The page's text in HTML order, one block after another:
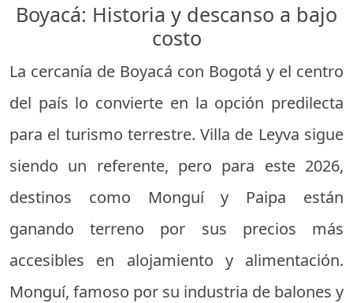
Boyacá: Historia y descanso a bajo
costo
La cercanía de Boyacá con Bogotá y el centro
del país lo convierte en la opción predilecta
para el turismo terrestre. Villa de Leyva sigue
siendo un referente, pero para este 2026,
destinos como Monguí y Paipa están
ganando terreno por sus precios más
accesibles en alojamiento y alimentación.
Monguí, famoso por su industria de balones y